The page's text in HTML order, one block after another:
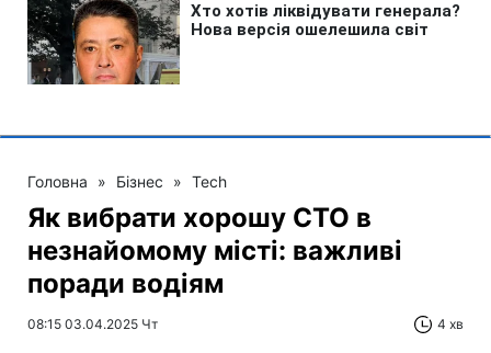
Головна » Бізнес » Tech
Як вибрати хорошу СТО в
незнайомому місті: важливі
поради водіям
08:15 03.04.2025 Чт 4 хв